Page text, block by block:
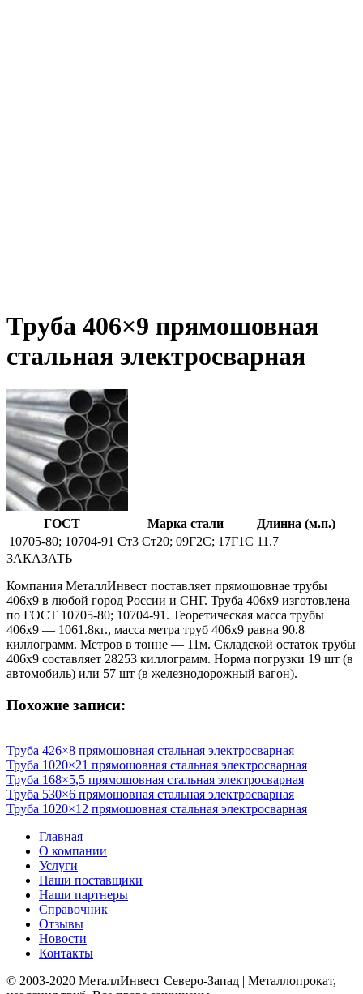
Труба 406×9 прямошовная
стальная электросварная
ГОСТ Марка стали
Длинна (м.п.)
10705-80; 10704-91 Ст3 Ст20; 09Г2С; 17Г1С 11.7
ЗАКАЗАТЬ
Компания МеталлИнвест поставляет прямошовнае трубы
406х9 в любой город России и СНГ. Труба 406х9 изготовлена
по ГОСТ 10705-80; 10704-91. Теоретическая масса трубы
406х9 — 1061.8кг., масса метра труб 406х9 равна 90.8
киллограмм. Метров в тонне — 11м. Складской остаток трубы
406х9 составляет 28253 киллограмм. Норма погрузки 19 шт (в
автомобиль) или 57 шт (в железнодорожный вагон).
Похожие записи:
Труба 426×8 прямошовная стальная электросварная
Труба 1020×21 прямошовная стальная электросварная
Труба 168×5,5 прямошовная стальная электросварная
Труба 530×6 прямошовная стальная электросварная
Труба 1020×12 прямошовная стальная электросварная
Главная
О компании
Услуги
Наши поставщики
Наши партнеры
Справочник
Отзывы
Новости
Контакты
© 2003-2020 МеталлИнвест Северо-Запад | Металлопрокат,